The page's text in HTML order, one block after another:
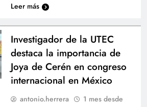
Leer más
Investigador de la UTEC
destaca la importancia de
Joya de Cerén en congreso
internacional en México
antonio.herrera
1 mes desde